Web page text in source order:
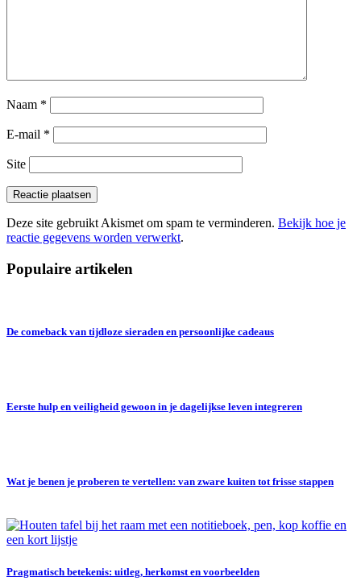
Naam *
E-mail *
Site
Deze site gebruikt Akismet om spam te verminderen. Bekijk hoe je
reactie gegevens worden verwerkt.
Populaire artikelen
De comeback van tijdloze sieraden en persoonlijke cadeaus
Eerste hulp en veiligheid gewoon in je dagelijkse leven integreren
Wat je benen je proberen te vertellen: van zware kuiten tot frisse stappen
Pragmatisch betekenis: uitleg, herkomst en voorbeelden